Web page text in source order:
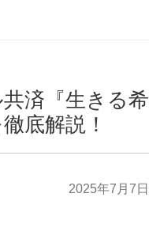
共済『生きる希
底解説！
2025年7月7日